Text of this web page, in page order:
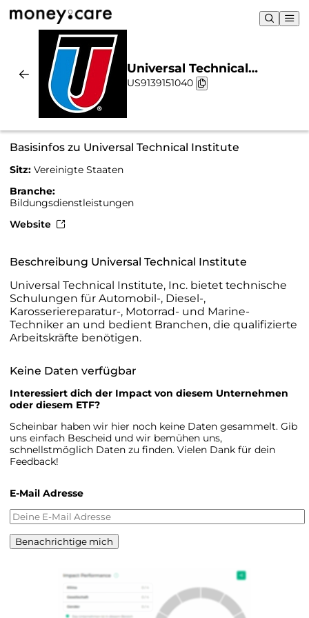
Universal Technical
Institute | Nachhaltigkeit &
US9139151040
Basisinfos zu Universal Technical Institute
Sitz: Vereinigte Staaten
Branche:
Bildungsdienstleistungen
Website
Beschreibung Universal Technical Institute
Universal Technical Institute, Inc. bietet technische
Schulungen für Automobil-, Diesel-,
Karosseriereparatur-, Motorrad- und Marine-
Techniker an und bedient Branchen, die qualifizierte
Arbeitskräfte benötigen.
Keine Daten verfügbar
Interessiert dich der Impact von diesem Unternehmen
oder diesem ETF?
Scheinbar haben wir hier noch keine Daten gesammelt. Gib
uns einfach Bescheid und wir bemühen uns,
schnellstmöglich Daten zu finden. Vielen Dank für dein
Feedback!
E-Mail Adresse
Benachrichtige mich